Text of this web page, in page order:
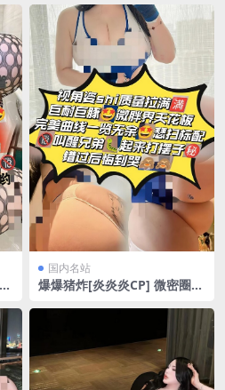
也不会给你[26P/4V/273.92M
B]
国内名站
爆爆猪炸[炎炎炎CP] 微密圈
B]